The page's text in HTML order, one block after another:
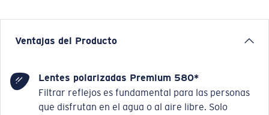
Ventajas del Producto
Lentes polarizadas Premium 580*
Filtrar reflejos es fundamental para las personas
que disfrutan en el agua o al aire libre. Solo